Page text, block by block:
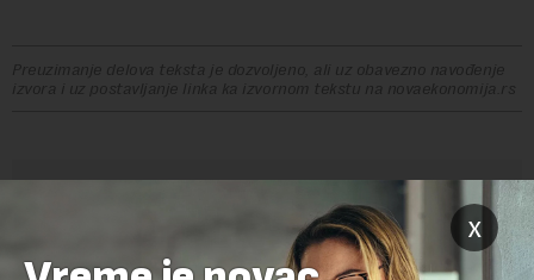
Preuzimanje delova teksta je dozvoljeno, ali uz obavezno navođenje
izvora i uz postavljanje linka ka izvornom tekstu na novaekonomija.rs
x